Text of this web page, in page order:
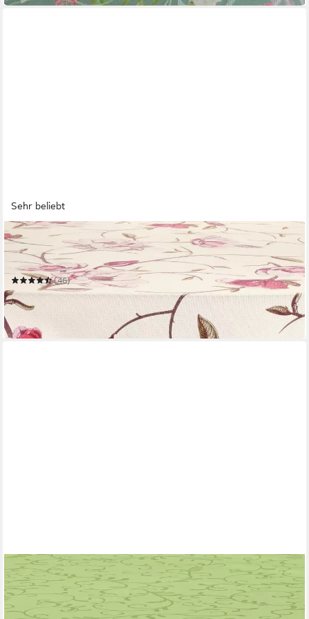
Sehr beliebt
ERWIN MÜLLER
Mitteldecke Mitteldecke "Magnolie"
Mehrere Größen
(46)
ab 21,95 € 28,95 €
-24%
in 2-3 Werktagen bei dir
ERWIN MÜLLER
Mitteldecke Mitteldecke "Essen"
80 x 80 cm
B/L
16,95 € 23,95 €